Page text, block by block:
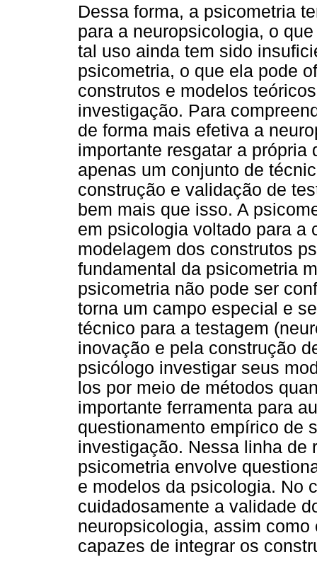
Dessa forma, a psicometria
para a neuropsicologia, o
tal uso ainda tem sido
psicometria, o que ela pode
construtos e modelos
investigação. Para
de forma mais efetiva a
importante resgatar a
apenas um conjunto de
construção e validação de
bem mais que isso. A
em psicologia voltado para a
modelagem dos construtos
fundamental da psicometria
psicometria não pode ser
torna um campo especial e
técnico para a testagem
inovação e pela construção
psicólogo investigar seus
los por meio de métodos
importante ferramenta para
questionamento empírico de
investigação. Nessa linha de
psicometria envolve
e modelos da psicologia. No
cuidadosamente a validade
neuropsicologia, assim
capazes de integrar os